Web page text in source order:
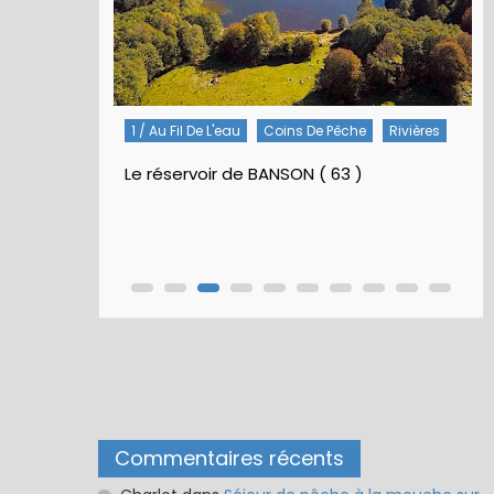
1 / Au Fil De L'eau Coins De Pêche Rivières
Le réservoir de BANSON ( 63 )
Commentaires récents